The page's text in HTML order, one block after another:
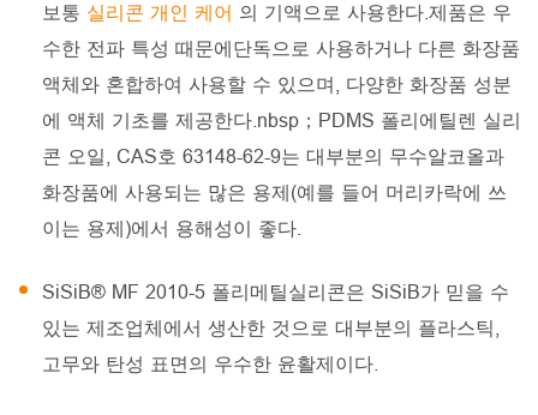
보통 실리콘 개인 케어 의 기액으로 사용한다.제품은 우
수한 전파 특성 때문에단독으로 사용하거나 다른 화장품
액체와 혼합하여 사용할 수 있으며, 다양한 화장품 성분
에 액체 기초를 제공한다.nbsp；PDMS 폴리에틸렌 실리
콘 오일, CAS호 63148-62-9는 대부분의 무수알코올과
화장품에 사용되는 많은 용제(예를 들어 머리카락에 쓰
이는 용제)에서 용해성이 좋다.
SiSiB® MF 2010-5 폴리메틸실리콘은 SiSiB가 믿을 수
있는 제조업체에서 생산한 것으로 대부분의 플라스틱,
고무와 탄성 표면의 우수한 윤활제이다.